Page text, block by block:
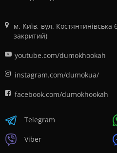
м. Київ, вул.
закритий)
youtube.com/dumokhookah
instagram.com/dumokua/
facebook.com/dumokhookah
Telegram
Viber